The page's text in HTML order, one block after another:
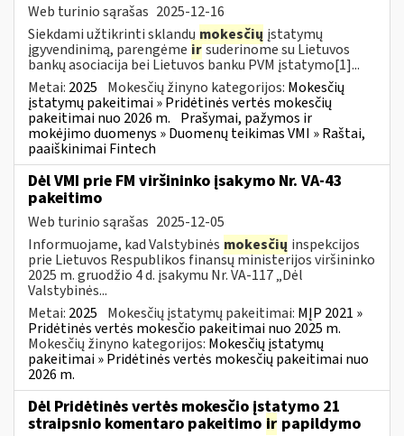
Web turinio sąrašas 2025-12-16
Siekdami užtikrinti sklandų mokesčių įstatymų
įgyvendinimą, parengėme irsuderinome su Lietuvos
bankų asociacija bei Lietuvos banku PVM įstatymo[1]...
Metai: 2025 Mokesčių žinyno kategorijos: Mokesčių
įstatymų pakeitimai » Pridėtinės vertės mokesčių
pakeitimai nuo 2026 m. Prašymai, pažymos ir
mokėjimo duomenys » Duomenų teikimas VMI » Raštai,
paaiškinimai Fintech
Dėl VMI prie FM viršininko įsakymo Nr. VA-43
pakeitimo
Web turinio sąrašas 2025-12-05
Informuojame, kad Valstybinės mokesčių inspekcijos
prie Lietuvos Respublikos finansų ministerijos viršininko
2025 m. gruodžio 4 d. įsakymu Nr. VA-117 „Dėl
Valstybinės...
Metai: 2025 Mokesčių įstatymų pakeitimai: MĮP 2021 »
Pridėtinės vertės mokesčio pakeitimai nuo 2025 m.
Mokesčių žinyno kategorijos: Mokesčių įstatymų
pakeitimai » Pridėtinės vertės mokesčių pakeitimai nuo
2026 m.
Dėl Pridėtinės vertės mokesčio įstatymo 21
straipsnio komentaro pakeitimo ir papildymo